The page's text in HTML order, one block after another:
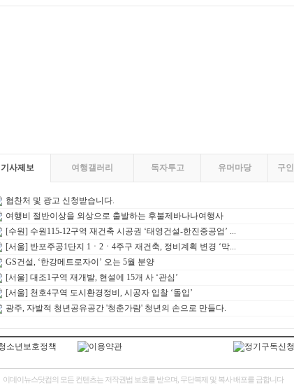
기사제보 여행갤러리 독자투고 유머마당 구인
협찬처 및 광고 신청받습니다.
여행비 절반이상을 외상으로 출발하는 후불제바나나여행사
[수원] 수원115-12구역 재건축 시공권 ‘태영건설-한진중공업’ ...
[서울] 반포주공1단지 1ㆍ2ㆍ4주구 재건축, 정비계획 변경 ‘막...
GS건설, ‘한강메트로자이’ 오는 5월 분양
[서울] 대조1구역 재개발, 현설에 15개 사 ‘관심’
[서울] 천호4구역 도시환경정비, 시공자 입찰 ‘돌입’
광주, 자발적 청년공유공간 '청춘가람' 청년의 손으로 만들다.
이데이뉴스닷컴의 모든 컨텐츠는 저작권법 보호를 받으며, 무단복제 및 복사 배포를 금합니다